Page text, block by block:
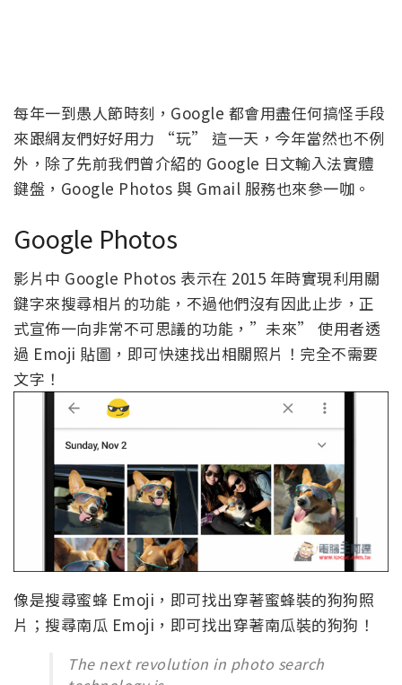
每年一到愚人節時刻，Google 都會用盡任何搞怪手段
來跟網友們好好用力 “玩” 這一天，今年當然也不例
外，除了先前我們曾介紹的 Google 日文輸入法實體
鍵盤，Google Photos 與 Gmail 服務也來參一咖。
Google Photos
影片中 Google Photos 表示在 2015 年時實現利用關
鍵字來搜尋相片的功能，不過他們沒有因此止步，正
式宣佈一向非常不可思議的功能，”未來” 使用者透
過 Emoji 貼圖，即可快速找出相關照片！完全不需要
文字！
像是搜尋蜜蜂 Emoji，即可找出穿著蜜蜂裝的狗狗照
片；搜尋南瓜 Emoji，即可找出穿著南瓜裝的狗狗！
The next revolution in photo search